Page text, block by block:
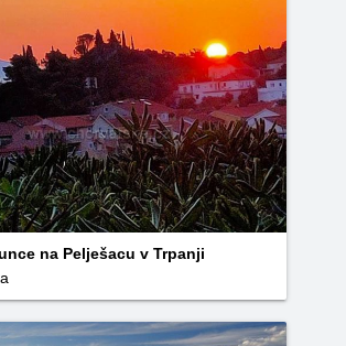
na Pelješacu v Trpanji